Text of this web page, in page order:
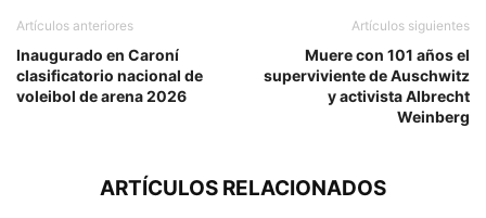
Artículos anteriores
Inaugurado en Caroní
clasificatorio nacional de
voleibol de arena 2026
Artículos siguientes
Muere con 101 años el
superviviente de Auschwitz
y activista Albrecht
Weinberg
ARTÍCULOS RELACIONADOS